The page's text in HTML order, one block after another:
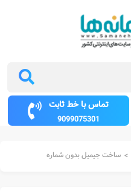
تماس با خط ثابت
9099075301
> ساخت جیمیل بدون شماره